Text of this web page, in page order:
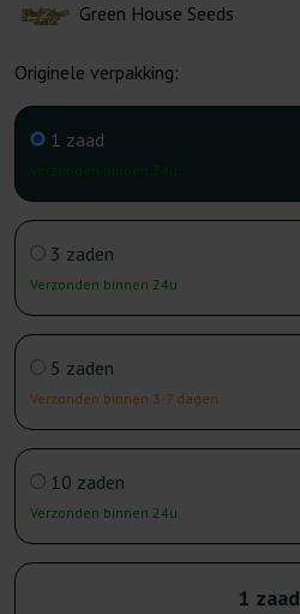
Green House Seeds
Originele verpakking:
1 zaad
3 zaden
Verzonden binnen 24u
5 zaden
Verzonden binnen 3-7 dagen
10 zaden
Verzonden binnen 24u
1 zaad